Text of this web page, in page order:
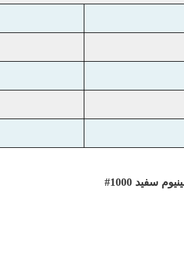
سفید 1000#